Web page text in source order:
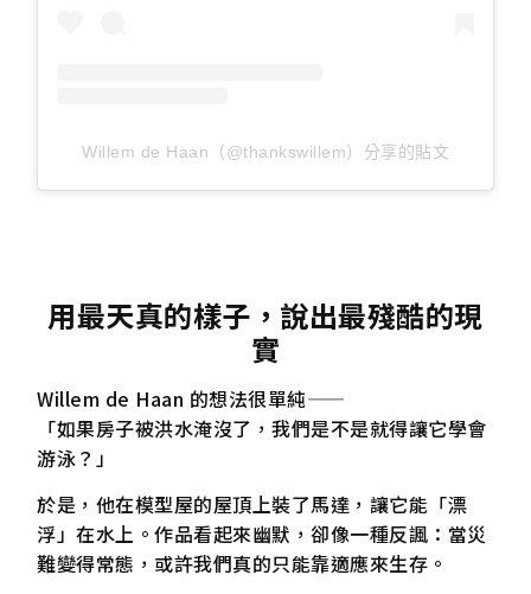
Willem de Haan（@thankswillem）分享的貼文
用最天真的樣子，說出最殘酷的現
實
Willem de Haan 的想法很單純——
「如果房子被洪水淹沒了，我們是不是就得讓它學會
游泳？」
於是，他在模型屋的屋頂上裝了馬達，讓它能「漂
浮」在水上。作品看起來幽默，卻像一種反諷：當災
難變得常態，或許我們真的只能靠適應來生存。